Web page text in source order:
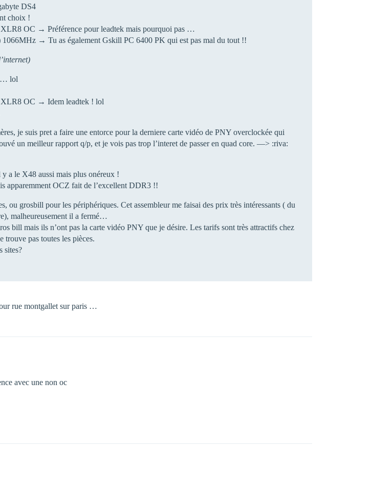
DS4
choix !
OC → Préférence pour leadtek mais pourquoi pas …
→ Tu as également Gskill PC 6400 PK qui est pas mal du tout !!
… lol
OC → Idem leadtek ! lol
je suis pret a faire une entorce pour la derniere carte vidéo de PNY overclockée qui
un meilleur rapport q/p, et je vois pas trop l’interet de passer en quad core. —> :riva:
a le X48 aussi mais plus onéreux !
apparemment OCZ fait de l’excellent DDR3 !!
ou grosbill pour les périphériques. Cet assembleur me faisai des prix très intéressants ( du
malheureusement il a fermé…
bill mais ils n’ont pas la carte vidéo PNY que je désire. Les tarifs sont très attractifs chez
trouve pas toutes les pièces.
sites?
rue montgallet sur paris …
avec une non oc